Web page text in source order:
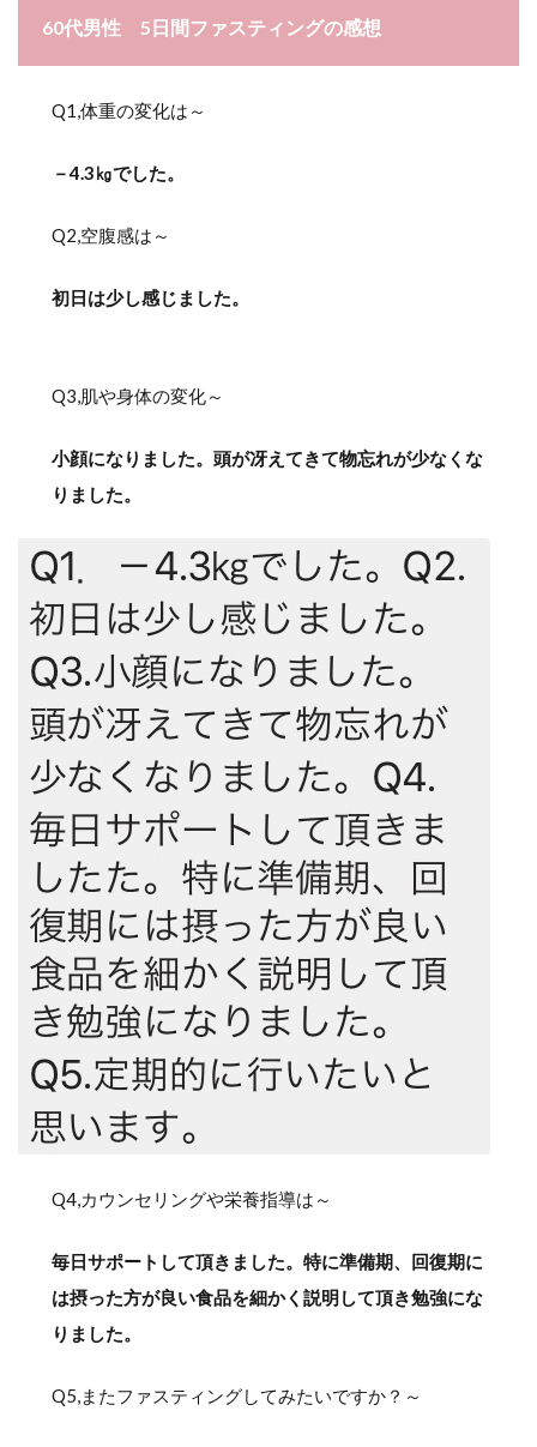
60代男性 5日間ファスティングの感想
Q1,体重の変化は～
－4.3㎏でした。
Q2,空腹感は～
初日は少し感じました。
Q3,肌や身体の変化～
小顔になりました。頭が冴えてきて物忘れが少なくな
りました。
Q4,カウンセリングや栄養指導は～
毎日サポートして頂きました。特に準備期、回復期に
は摂った方が良い食品を細かく説明して頂き勉強にな
りました。
Q5,またファスティングしてみたいですか？～